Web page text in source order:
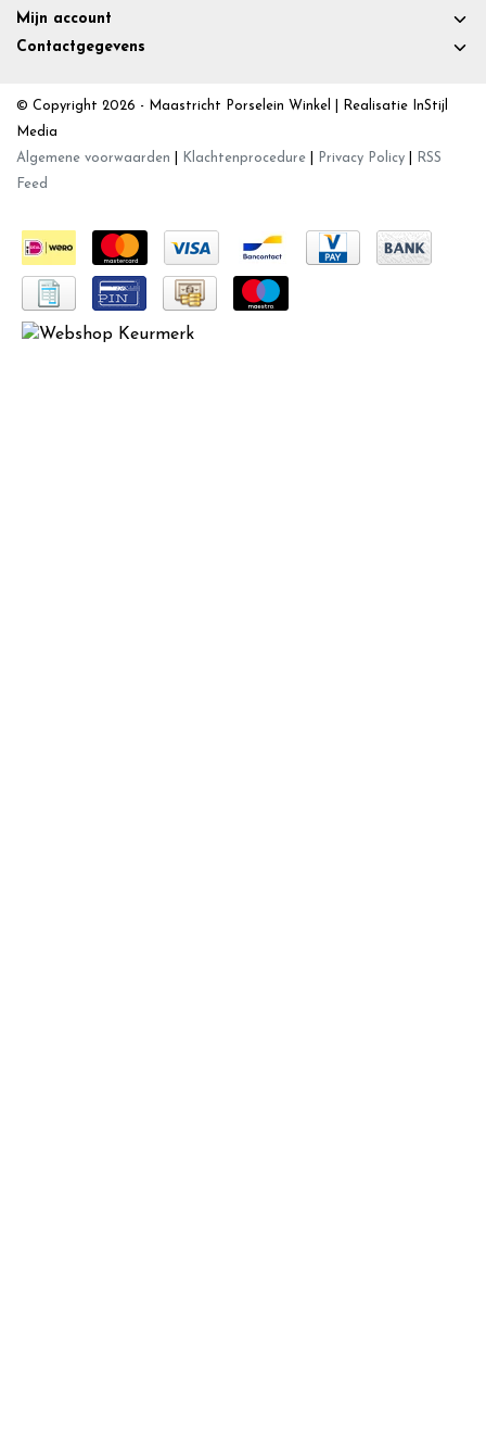
Mijn account
Contactgegevens
© Copyright 2026 - Maastricht Porselein Winkel | Realisatie InStijl
Media
Algemene voorwaarden
Klachtenprocedure Privacy Policy
RSS
Feed